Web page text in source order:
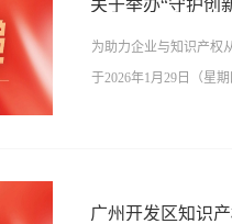
迎。她表示，广州开发
量发展贡献力量。在这
的一站式解决方案，给
关于举办“守护创
为助力企业与知识产权
于2026年1月29日（星
以赋能创新驱动与品
广州开发区知识